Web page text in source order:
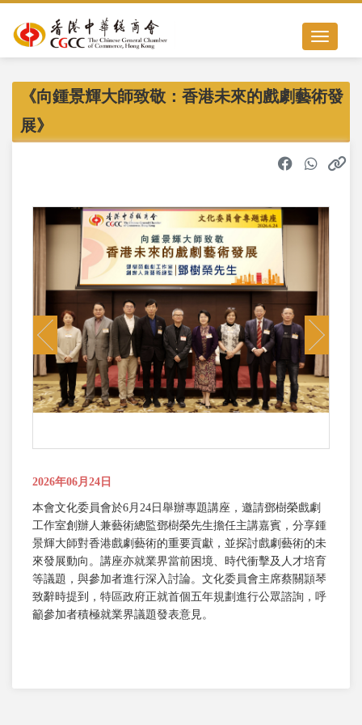
Toggle
《向鍾景輝大師致敬：香港未來的戲劇藝術發
展》
Previous Next
2026年06月24日
本會文化委員會於6月24日舉辦專題講座，邀請鄧樹榮戲劇
工作室創辦人兼藝術總監鄧樹榮先生擔任主講嘉賓，分享鍾
景輝大師對香港戲劇藝術的重要貢獻，並探討戲劇藝術的未
來發展動向。講座亦就業界當前困境、時代衝擊及人才培育
等議題，與參加者進行深入討論。文化委員會主席蔡關頴琴
致辭時提到，特區政府正就首個五年規劃進行公眾諮詢，呼
籲參加者積極就業界議題發表意見。